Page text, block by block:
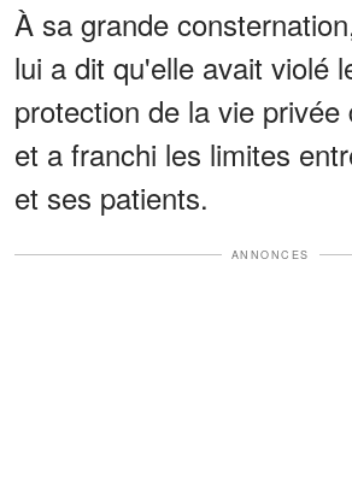
À sa grande
lui a dit qu'elle avait violé
protection de la vie privée
et a franchi les limites
et ses patients.
ANNONCES